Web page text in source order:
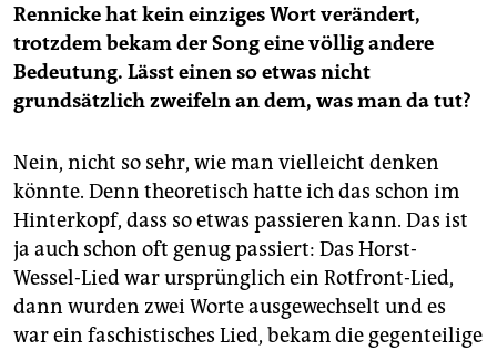
Rennicke hat kein einziges Wort verändert,
trotzdem bekam der Song eine völlig andere
Bedeutung. Lässt einen so etwas nicht
grundsätzlich zweifeln an dem, was man da tut?
Nein, nicht so sehr, wie man vielleicht denken
könnte. Denn theoretisch hatte ich das schon im
Hinterkopf, dass so etwas passieren kann. Das ist
ja auch schon oft genug passiert: Das Horst-
Wessel-Lied war ursprünglich ein Rotfront-Lied,
dann wurden zwei Worte ausgewechselt und es
war ein faschistisches Lied, bekam die gegenteilige